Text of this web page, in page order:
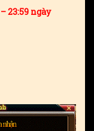
23:59 ngày